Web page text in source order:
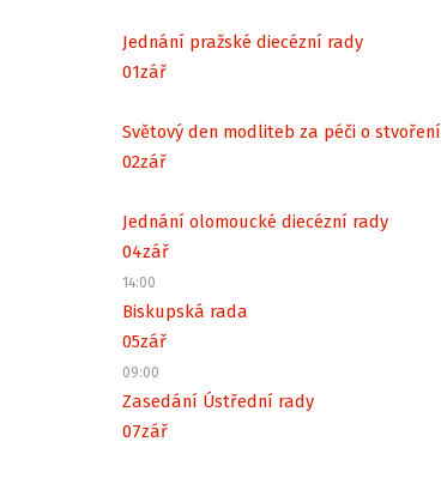
Jednání pražské diecézní rady
01zář
Světový den modliteb za péči o stvoření
02zář
Jednání olomoucké diecézní rady
04zář
14:00
Biskupská rada
05zář
09:00
Zasedání Ústřední rady
07zář